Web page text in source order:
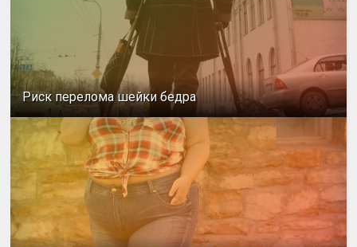
Риск перелома шейки бедра